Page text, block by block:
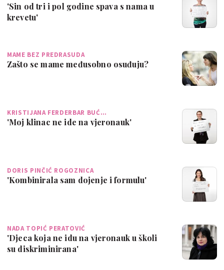
'Sin od tri i pol godine spava s nama u
krevetu'
MAME BEZ PREDRASUDA
Zašto se mame međusobno osuđuju?
KRISTIJANA FERDERBAR BUĆ…
'Moj klinac ne ide na vjeronauk'
DORIS PINČIĆ ROGOZNICA
'Kombinirala sam dojenje i formulu'
NADA TOPIĆ PERATOVIĆ
'Djeca koja ne idu na vjeronauk u školi
su diskriminirana'